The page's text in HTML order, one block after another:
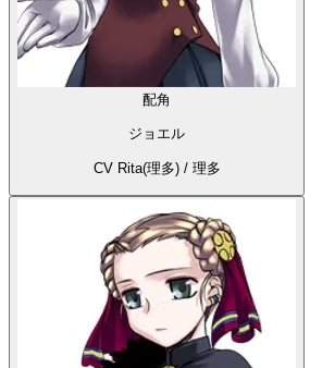
配角
ジョエル
CV Rita(理多) / 理多